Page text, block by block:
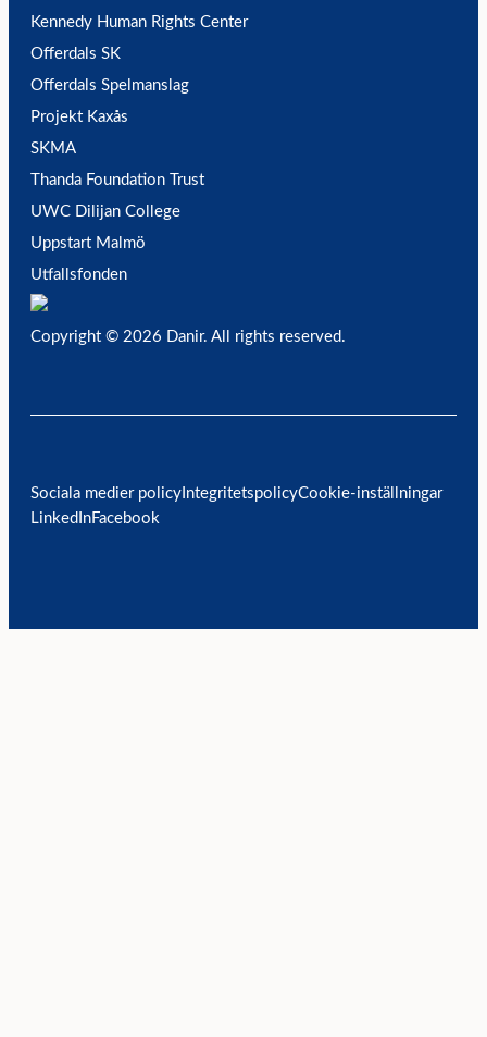
Kennedy Human Rights Center
Offerdals SK
Offerdals Spelmanslag
Projekt Kaxås
SKMA
Thanda Foundation Trust
UWC Dilijan College
Uppstart Malmö
Utfallsfonden
Copyright © 2026 Danir. All rights reserved.
Sociala medier policy IntegritetspolicyCookie-inställningar
LinkedInFacebook